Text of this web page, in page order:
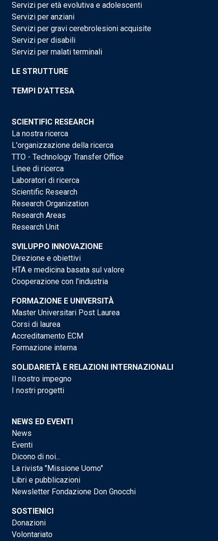
Servizi per età evolutiva e adolescenti
Servizi per anziani
Servizi per gravi cerebrolesioni acquisite
Servizi per disabili
Servizi per malati terminali
LE STRUTTURE
TEMPI D'ATTESA
SCIENTIFIC RESEARCH
La nostra ricerca
L'organizzazione della ricerca
TTO - Technology Transfer Office
Linee di ricerca
Laboratori di ricerca
Scientific Research
Research Organization
Research Areas
Research Unit
SVILUPPO INNOVAZIONE
Direzione e obiettivi
HTA e medicina basata sul valore
Cooperazione con l'industria
FORMAZIONE E UNIVERSITÀ
Master Universitari Post Laurea
Corsi di laurea
Accreditamento ECM
Formazione interna
SOLIDARIETÀ E RELAZIONI INTERNAZIONALI
Il nostro impegno
I nostri progetti
NEWS ED EVENTI
News
Eventi
Dicono di noi...
La rivista "Missione Uomo"
Libri e pubblicazioni
Newsletter Fondazione Don Gnocchi
SOSTIENICI
Donazioni
Volontariato